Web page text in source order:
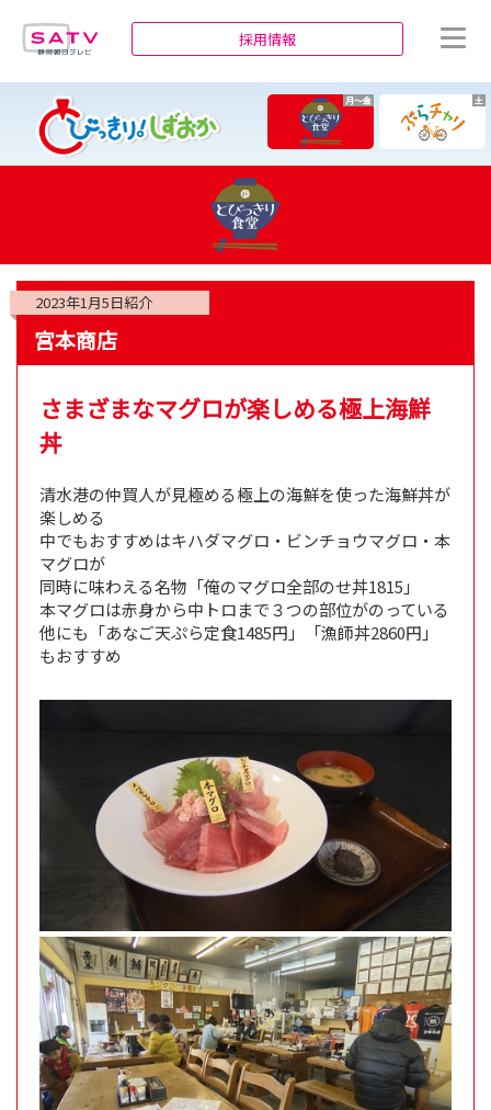
採用情報
月～金 土
2023年1月5日紹介
宮本商店
さまざまなマグロが楽しめる極上海鮮
丼
清水港の仲買人が見極める極上の海鮮を使った海鮮丼が
楽しめる
中でもおすすめはキハダマグロ・ビンチョウマグロ・本
マグロが
同時に味わえる名物「俺のマグロ全部のせ丼1815」
本マグロは赤身から中トロまで３つの部位がのっている
他にも「あなご天ぷら定食1485円」「漁師丼2860円」
もおすすめ